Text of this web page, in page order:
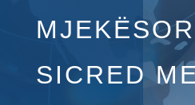
MJEKËSOR
SICRED